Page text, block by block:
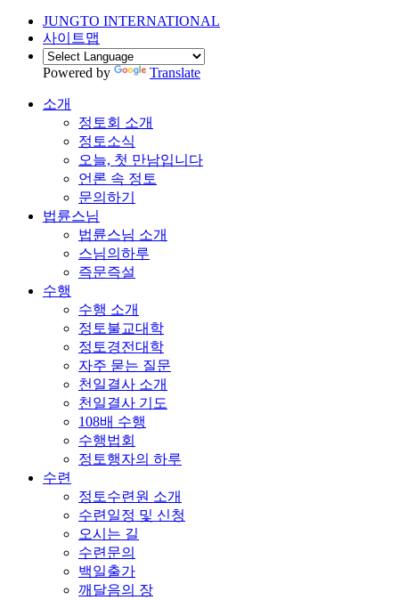
JUNGTO INTERNATIONAL
사이트맵
Powered by Translate
소개
정토회 소개
정토소식
오늘, 첫 만남입니다
언론 속 정토
문의하기
법륜스님
법륜스님 소개
스님의하루
즉문즉설
수행
수행 소개
정토불교대학
정토경전대학
자주 묻는 질문
천일결사 소개
천일결사 기도
108배 수행
수행법회
정토행자의 하루
수련
정토수련원 소개
수련일정 및 신청
오시는 길
수련문의
백일출가
깨달음의 장